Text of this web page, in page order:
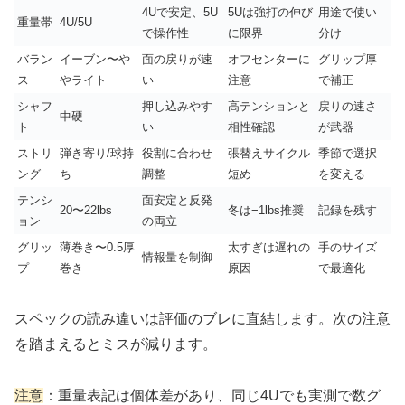
重量帯 4U/5U
4Uで安定、5U
で操作性
5Uは強打の伸び
に限界
用途で使い
分け
バラン
ス
イーブン〜や
やライト
面の戻りが速
い
オフセンターに
注意
グリップ厚
で補正
シャフ
ト
中硬
押し込みやす
い
高テンションと
相性確認
戻りの速さ
が武器
ストリ
ング
弾き寄り/球持
ち
役割に合わせ
調整
張替えサイクル
短め
季節で選択
を変える
テンシ
ョン
20〜22lbs
面安定と反発
の両立
冬は−1lbs推奨 記録を残す
グリッ
プ
薄巻き〜0.5厚
巻き
情報量を制御
太すぎは遅れの
原因
手のサイズ
で最適化
スペックの読み違いは評価のブレに直結します。次の注意
を踏まえるとミスが減ります。
注意 ：重量表記は個体差があり、同じ4Uでも実測で数グ